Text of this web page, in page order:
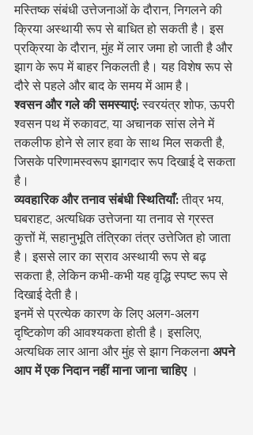
मस्तिष्क संबंधी उत्तेजनाओं के दौरान, निगलने की
क्रिया अस्थायी रूप से बाधित हो सकती है। इस
प्रक्रिया के दौरान, मुंह में लार जमा हो जाती है और
झाग के रूप में बाहर निकलती है। यह विशेष रूप से
दौरे से पहले और बाद के समय में आम है।
श्वसन और गले की समस्याएं: स्वरयंत्र शोफ, ऊपरी
श्वसन पथ में रुकावट, या अचानक सांस लेने में
तकलीफ होने से लार हवा के साथ मिल सकती है,
जिसके परिणामस्वरूप झागदार रूप दिखाई दे सकता
है।
व्यवहारिक और तनाव संबंधी स्थितियाँ: तीव्र भय,
घबराहट, अत्यधिक उत्तेजना या तनाव से ग्रस्त
कुत्तों में, सहानुभूति तंत्रिका तंत्र उत्तेजित हो जाता
है। इससे लार का स्राव अस्थायी रूप से बढ़
सकता है, लेकिन कभी-कभी यह वृद्धि स्पष्ट रूप से
दिखाई देती है।
इनमें से प्रत्येक कारण के लिए अलग-अलग
दृष्टिकोण की आवश्यकता होती है। इसलिए,
अत्यधिक लार आना और मुंह से झाग निकलना अपने
आप में एक निदान नहीं माना जाना चाहिए ।